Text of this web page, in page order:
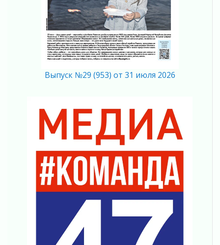
31 июля 2026
Ленинградцы — бойцам «Барс-Ленинградец»
31 июля 2026
Маршрутами будущего — к заветной цели
31 июля 2026
31 июля 2026
С рабочим визитом
31 июля 2026
В Шлиссельбурге прошла акция «Белый
31 июля 2026
Новые возможности для творчества
31 июля 2026
За сухими цифрами — реальная жизнь
От инженера-создателя к волонтёрам
«Созидателям»
31 июля 2026
Выпуск №29 (953) от 31 июля 2026